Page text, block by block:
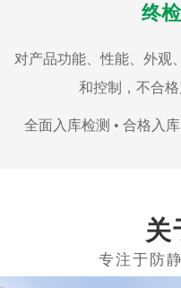
终
对产品功能、性能、外观
和控制，不合格
全面入库检测 • 合格入
关